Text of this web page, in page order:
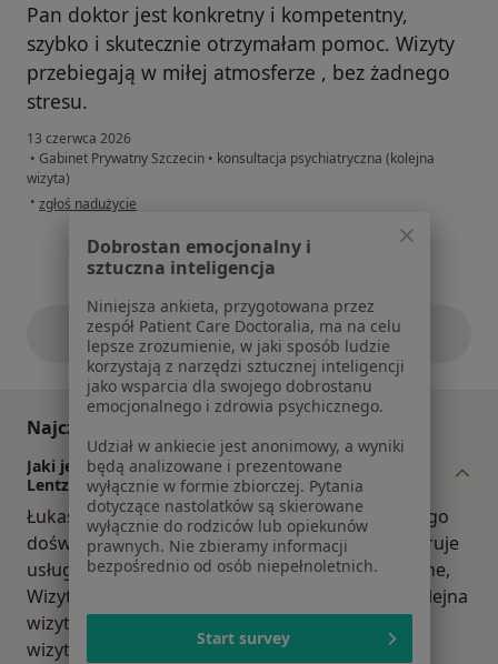
Pan doktor jest konkretny i kompetentny,
szybko i skutecznie otrzymałam pomoc. Wizyty
przebiegają w miłej atmosferze , bez żadnego
stresu.
13 czerwca 2026
• Gabinet Prywatny Szczecin • konsultacja psychiatryczna (kolejna
wizyta)
• w opinii użytkownika Agnieszka B
zgłoś nadużycie
Zobacz więcejopinie powyżej
Najczęściej zadawane pytania
Jaki jest zakres porad oferowanych przez Łukasz
Lentz?
Łukasz Lentz to psychiatra. Na podstawie swojego
doświadczenia i wykształcenia Łukasz Lentz oferuje
usługi takie jak: Konsultacja psychiatryczna online,
Wizyta domowa, konsultacja psychiatryczna (kolejna
wizyta), konsultacja psychiatryczna (pierwsza
wizyta).
Dobrostan emocjonalny i
sztuczna inteligencja
Niniejsza ankieta, przygotowana przez
zespół Patient Care Doctoralia, ma na celu
lepsze zrozumienie, w jaki sposób ludzie
korzystają z narzędzi sztucznej inteligencji
jako wsparcia dla swojego dobrostanu
emocjonalnego i zdrowia psychicznego.
Udział w ankiecie jest anonimowy, a wyniki
będą analizowane i prezentowane
wyłącznie w formie zbiorczej. Pytania
dotyczące nastolatków są skierowane
wyłącznie do rodziców lub opiekunów
prawnych. Nie zbieramy informacji
bezpośrednio od osób niepełnoletnich.
Start survey